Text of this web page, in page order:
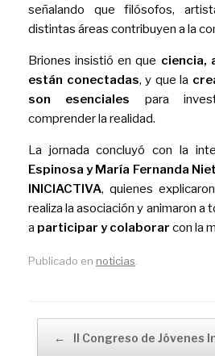
señalando que filósofos,
distintas áreas contribuyen a la
Briones insistió en que ciencia,
están conectadas, y que la
son esenciales para
comprender la realidad.
La jornada concluyó con la
Espinosa y María Fernanda
INICIACTIVA, quienes
realiza la asociación y animaron
a participar y colaborar con la
Publicado en noticias
← II Congreso de Jóvenes